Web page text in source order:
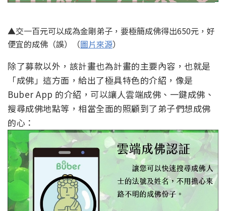
▲交一百元可以成為金剛弟子，要極簡成佛得出650元，好
便宜的成佛（誤）（圖片來源）
除了募款以外，該計畫也為計畫的主要內容，也就是
「成佛」這方面，給出了極具特色的介紹，像是
Buber App 的介紹，可以讓人雲端成佛、一鍵成佛、
搜尋成佛地點等，相當全面的照顧到了弟子們想成佛
的心：